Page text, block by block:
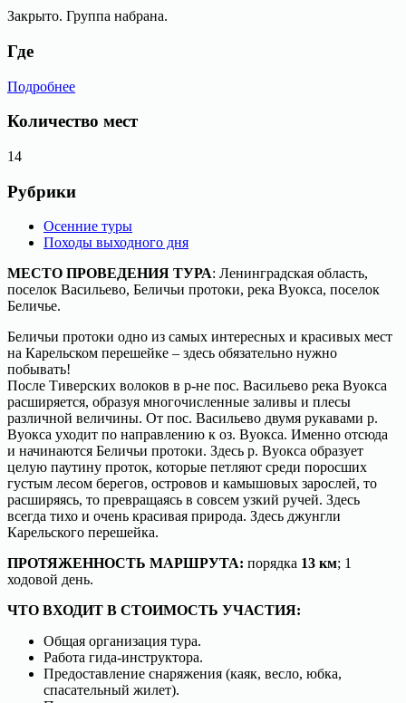
Закрыто. Группа набрана.
Где
Подробнее
Количество мест
14
Рубрики
Осенние туры
Походы выходного дня
МЕСТО ПРОВЕДЕНИЯ ТУРА: Ленинградская область,
поселок Васильево, Беличьи протоки, река Вуокса, поселок
Беличье.
Беличьи протоки одно из самых интересных и красивых мест
на Карельском перешейке – здесь обязательно нужно
побывать!
После Тиверских волоков в р-не пос. Васильево река Вуокса
расширяется, образуя многочисленные заливы и плесы
различной величины. От пос. Васильево двумя рукавами р.
Вуокса уходит по направлению к оз. Вуокса. Именно отсюда
и начинаются Беличьи протоки. Здесь р. Вуокса образует
целую паутину проток, которые петляют среди поросших
густым лесом берегов, островов и камышовых зарослей, то
расширяясь, то превращаясь в совсем узкий ручей. Здесь
всегда тихо и очень красивая природа. Здесь джунгли
Карельского перешейка.
ПРОТЯЖЕННОСТЬ МАРШРУТА: порядка 13 км; 1
ходовой день.
ЧТО ВХОДИТ В СТОИМОСТЬ УЧАСТИЯ:
Общая организация тура.
Работа гида-инструктора.
Предоставление снаряжения (каяк, весло, юбка,
спасательный жилет).